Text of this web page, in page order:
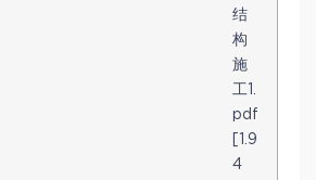
结
构
施
工1.
pdf
[1.9
4